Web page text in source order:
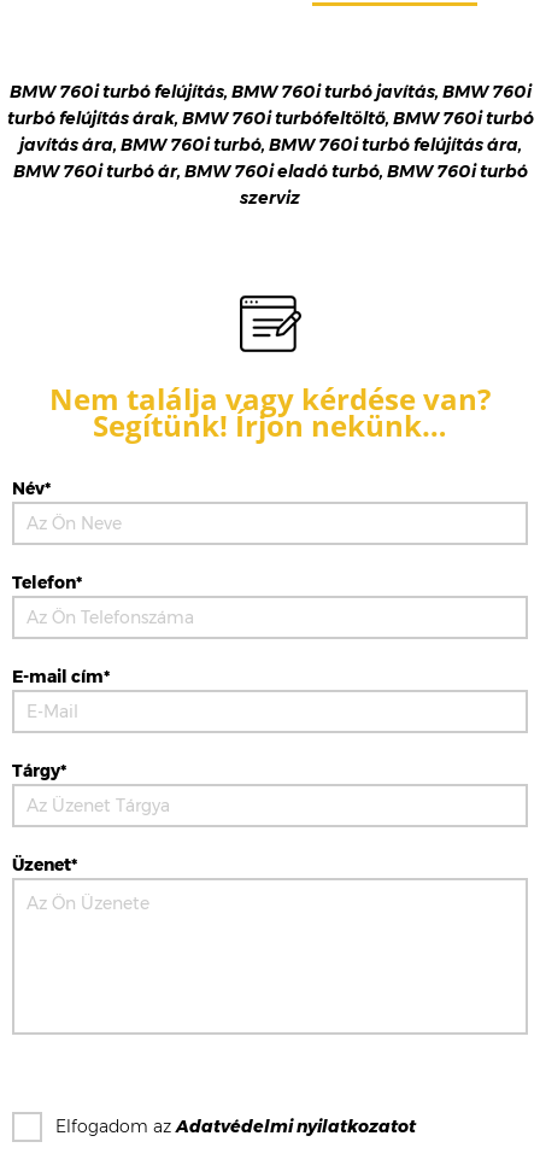
BMW 760i turbó felújítás, BMW 760i turbó javítás, BMW 760i
turbó felújítás árak, BMW 760i turbófeltöltő, BMW 760i turbó
javítás ára, BMW 760i turbó, BMW 760i turbó felújítás ára,
BMW 760i turbó ár, BMW 760i eladó turbó, BMW 760i turbó
szerviz
Nem találja vagy kérdése van?
Segítünk! Írjon nekünk…
Név*
Telefon*
E-mail cím*
Tárgy*
Üzenet*
Elfogadom azAdatvédelmi nyilatkozatot